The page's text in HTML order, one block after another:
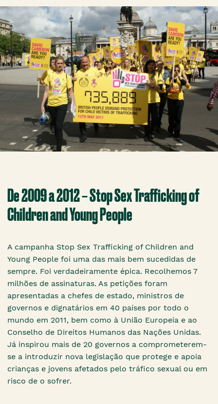
De 2009 a 2012 – Stop Sex Trafficking of
Children and Young People
A campanha Stop Sex Trafficking of Children and
Young People foi uma das mais bem sucedidas de
sempre. Foi verdadeiramente épica. Recolhemos 7
milhões de assinaturas. As petições foram
apresentadas a chefes de estado, ministros de
governos e dignatários em 40 países por todo o
mundo em 2011, bem como à União Europeia e ao
Conselho de Direitos Humanos das Nações Unidas.
Já inspirou mais de 20 governos a comprometerem-
se a introduzir nova legislação que protege e apoia
crianças e jovens afetados pelo tráfico sexual ou em
risco de o sofrer.